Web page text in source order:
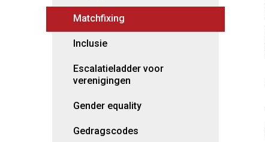
Matchfixing
Inclusie
Escalatieladder voor
verenigingen
Gender equality
Gedragscodes